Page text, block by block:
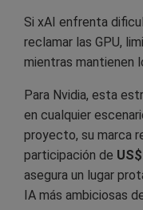
Si xAI enfrenta
reclamar las GPU,
mientras mantienen
Para Nvidia, esta
en cualquier
proyecto, su marca
participación de
asegura un lugar
IA más ambiciosas